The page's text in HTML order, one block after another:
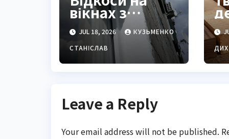
вікнах з
вулиці: як
зробити
правильно та
надійно
JUL 18, 2026
КУЗЬМЕНКО
СТАНІСЛАВ
в
Leave a Reply
Your email address will not be published.